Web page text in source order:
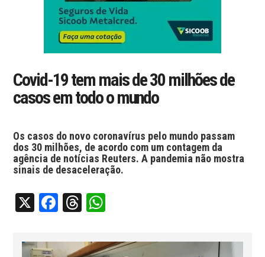
Covid-19 tem mais de 30 milhões de
casos em todo o mundo
Os casos do novo coronavírus pelo mundo passam
dos 30 milhões, de acordo com um contagem da
agência de notícias Reuters. A pandemia não mostra
sinais de desaceleração.
X Facebook
Threads